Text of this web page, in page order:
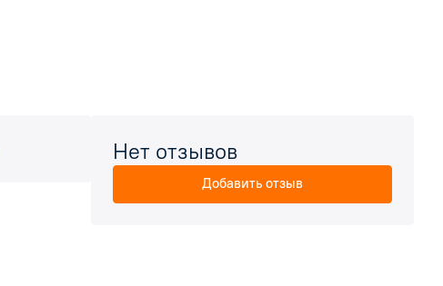
Нет отзывов
Добавить отзыв